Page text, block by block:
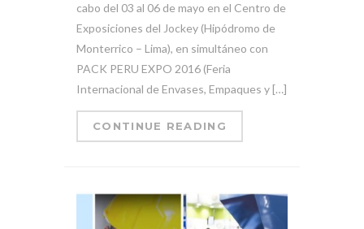
cabo del 03 al 06 de mayo en el Centro de
Exposiciones del Jockey (Hipódromo de
Monterrico – Lima), en simultáneo con
PACK PERU EXPO 2016 (Feria
Internacional de Envases, Empaques y […]
CONTINUE READING